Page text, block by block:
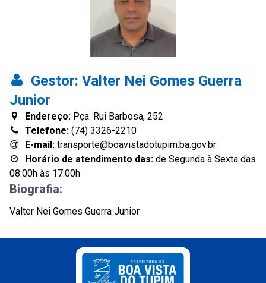
Gestor: Valter Nei Gomes Guerra
Junior
Endereço: Pça. Rui Barbosa, 252
Telefone: (74) 3326-2210
E-mail: transporte@boavistadotupim.ba.gov.br
Horário de atendimento das: de Segunda à Sexta das
08:00h às 17:00h
Biografia:
Valter Nei Gomes Guerra Junior